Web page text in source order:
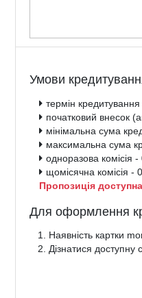
Умови
термін кредитування
початковий внесок
мінімальна сума
максимальна сума
одноразова комісія
щомісячна комісія -
Пропозиція
Для оформлення
Наявність картки
Дізнатися доступну